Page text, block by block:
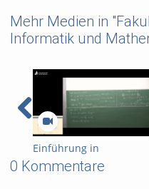
Mehr Medien in
Informatik und
Einführung in
Kryptographie (in
English) 15
0 Kommentare